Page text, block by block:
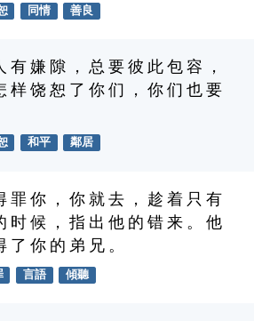
同情 善良
有 嫌 隙 ， 总 要 彼 此 包 容 ，
样 饶 恕 了 你 们 ， 你 们 也 要
和平 鄰居
罪 你 ， 你 就 去 ， 趁 着 只 有
时 候 ， 指 出 他 的 错 来 。 他
了 你 的 弟 兄 。
言語 傾聽